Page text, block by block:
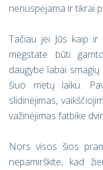
nenuspėjama ir tikrai
Tačiau jei Jūs kaip
mėgstate būti
daugybė labai
šiuo metų laiku.
slidinėjimas,
važinėjimas fatbike
Nors visos šios
nepamirškite, kad